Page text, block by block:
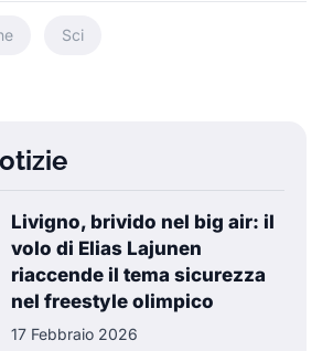
Sci
Livigno, brivido nel big air: il
volo di Elias Lajunen
riaccende il tema sicurezza
nel freestyle olimpico
17 Febbraio 2026